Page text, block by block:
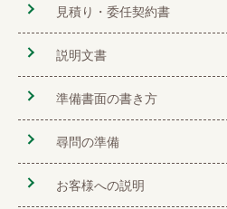
見積り・委任契約書
説明文書
準備書面の書き方
尋問の準備
お客様への説明